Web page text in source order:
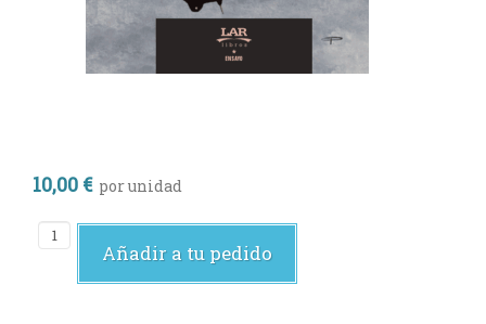
10,00 € por unidad
Añadir a tu pedido